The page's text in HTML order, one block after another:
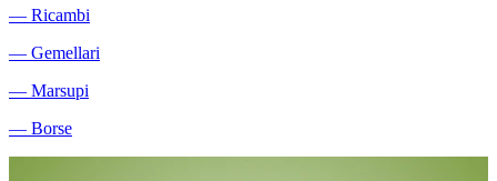
― Ricambi
― Gemellari
― Marsupi
― Borse